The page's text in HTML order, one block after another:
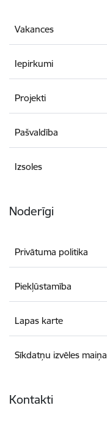
Vakances
Iepirkumi
Projekti
Pašvaldība
Izsoles
Noderīgi
Privātuma politika
Piekļūstamība
Lapas karte
Sīkdatņu izvēles maiņa
Kontakti